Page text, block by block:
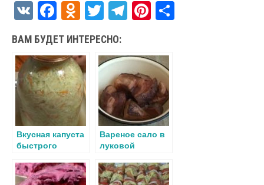
V
F
ce
b
o
o
k
O
n
o
kl
a
ss
ni
ki
T
it
te
r
T
gr
a
m
Pi
es
t
ВАМ БУДЕТ ИНТЕРЕСНО:
Вкусная капуста
быстрого
— рецепт без
уксуса
Вареное сало в
луковой
с фото
пошагово